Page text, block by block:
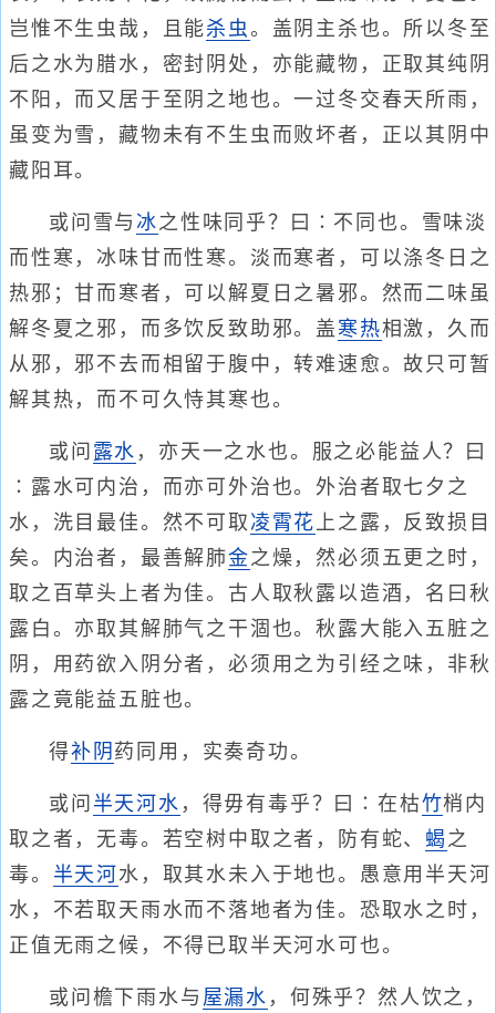
岂惟不生虫哉，且能杀虫。盖阴主杀也。所以冬至
后之水为腊水，密封阴处，亦能藏物，正取其纯阴
不阳，而又居于至阴之地也。一过冬交春天所雨，
虽变为雪，藏物未有不生虫而败坏者，正以其阴中
藏阳耳。
或问雪与 冰之性味同乎？曰∶不同也。雪味淡
而性寒，冰味甘而性寒。淡而寒者，可以涤冬日之
热邪；甘而寒者，可以解夏日之暑邪。然而二味虽
解冬夏之邪，而多饮反致助邪。盖寒热相激，久而
从邪，邪不去而相留于腹中，转难速愈。故只可暂
解其热，而不可久恃其寒也。
或问 露水 ，亦天一之水也。服之必能益人？曰
∶露水可内治，而亦可外治也。外治者取七夕之
水，洗目最佳。然不可取 凌霄花上之露，反致损目
矣。内治者，最善解肺金之燥，然必须五更之时，
取之百草头上者为佳。古人取秋露以造酒，名曰秋
露白。亦取其解肺气之干涸也。秋露大能入五脏之
阴，用药欲入阴分者，必须用之为引经之味，非秋
露之竟能益五脏也。
得补阴 药同用，实奏奇功。
或问 半天河水 ，得毋有毒乎？曰∶在枯竹梢内
取之者，无毒。若空树中取之者，防有蛇、 蝎 之
毒。 半天河 水，取其水未入于地也。愚意用半天河
水，不若取天雨水而不落地者为佳。恐取水之时，
正值无雨之候，不得已取半天河水可也。
或问檐下雨水与 屋漏水 ，何殊乎？然人饮之，